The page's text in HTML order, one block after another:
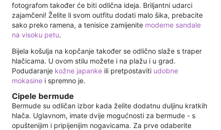
fotografom također će biti odlična ideja. Briljantni udarci
zajamčeni! Želite li svom outfitu dodati malo šika, prebacite
sako preko ramena, a tenisice zamijenite moderne sandale
na visoku petu.
Bijela košulja na kopčanje također se odlično slaže s traper
hlačicama. U ovom stilu možete i na plažu i u grad.
Podudaranje kožne japanke ili pretpostaviti udobne
mokasine i spremno je.
Cipele bermude
Bermude su odličan izbor kada želite dodatnu duljinu kratkih
hlača. Uglavnom, imate dvije mogućnosti za bermude - s
opuštenijim i pripijenijim nogavicama. Za prve odaberite